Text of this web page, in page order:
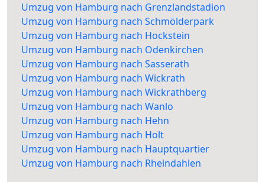
Umzug von Hamburg nach Grenzlandstadion
Umzug von Hamburg nach Schmölderpark
Umzug von Hamburg nach Hockstein
Umzug von Hamburg nach Odenkirchen
Umzug von Hamburg nach Sasserath
Umzug von Hamburg nach Wickrath
Umzug von Hamburg nach Wickrathberg
Umzug von Hamburg nach Wanlo
Umzug von Hamburg nach Hehn
Umzug von Hamburg nach Holt
Umzug von Hamburg nach Hauptquartier
Umzug von Hamburg nach Rheindahlen